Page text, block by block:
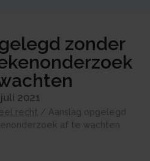
zonder
2021
recht / Aanslag opgelegd
af te wachten